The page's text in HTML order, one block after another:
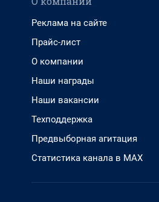
Реклама на сайте
Прайс-лист
О компании
Наши награды
Наши вакансии
Техподдержка
Предвыборная агитация
Статистика канала в MAX